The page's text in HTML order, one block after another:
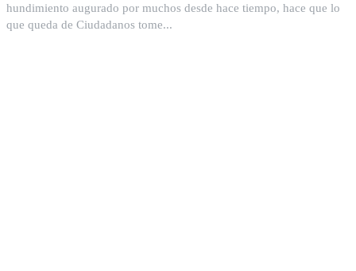
hundimiento augurado por muchos desde hace tiempo, hace que lo
que queda de Ciudadanos tome...